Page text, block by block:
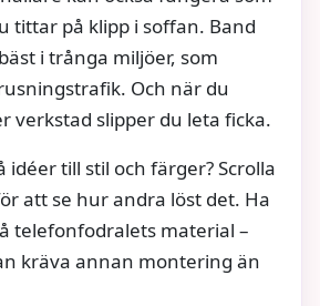
tittar på klipp i soffan. Band
i trånga miljöer, som
Och när du
verkstad slipper du leta ficka.
idéer till stil och färger? Scrolla
att se hur andra löst det. Ha
telefonfodralets material –
kräva annan montering än